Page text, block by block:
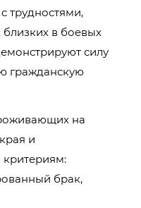
трудностями,
в боевых
силу
гражданскую
на
и
брак,